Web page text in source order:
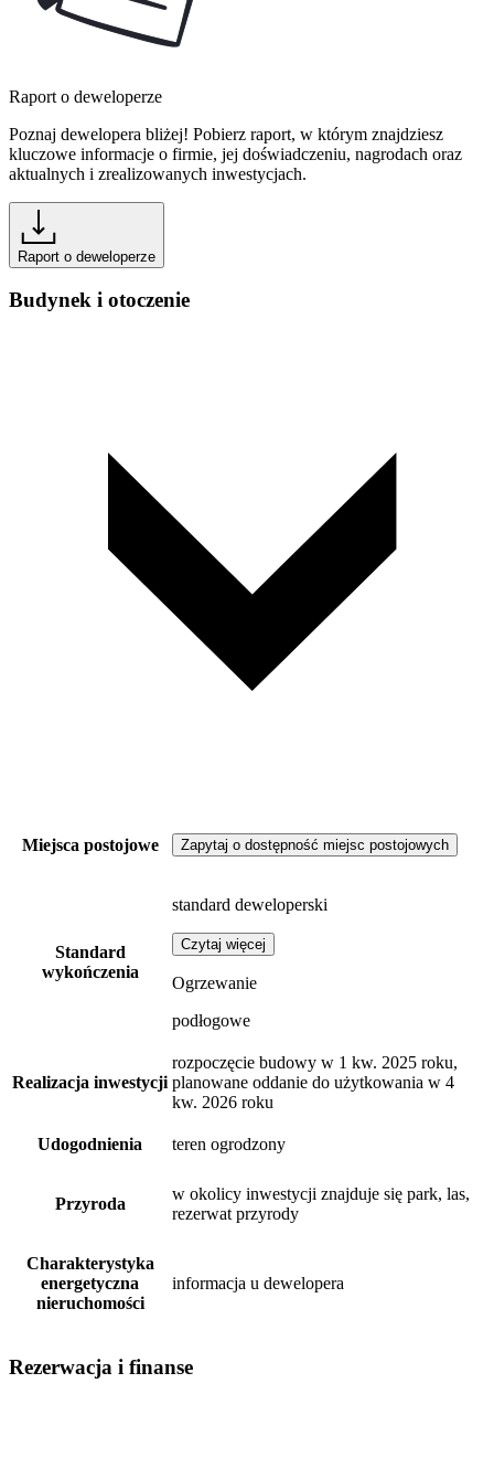
Raport o deweloperze
Poznaj dewelopera bliżej! Pobierz raport, w którym znajdziesz
kluczowe informacje o firmie, jej doświadczeniu, nagrodach oraz
aktualnych i zrealizowanych inwestycjach.
Raport o deweloperze
Budynek i otoczenie
Miejsca postojowe Zapytaj o dostępność miejsc postojowych
Standard
wykończenia
standard deweloperski
Czytaj więcej
Ogrzewanie
podłogowe
Realizacja inwestycji
rozpoczęcie budowy w 1 kw. 2025 roku,
planowane oddanie do użytkowania w 4
kw. 2026 roku
Udogodnienia teren ogrodzony
Przyroda
w okolicy inwestycji znajduje się park, las,
rezerwat przyrody
Charakterystyka
energetyczna
nieruchomości
informacja u dewelopera
Rezerwacja i finanse